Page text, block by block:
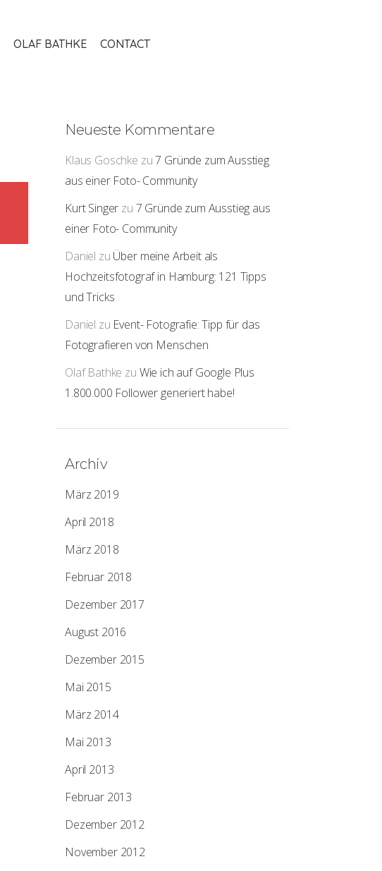
OLAF BATHKE CONTACT
Neueste Kommentare
Klaus Goschke zu7 Gründe zum Ausstieg
aus einer Foto- Community
Kurt Singer zu 7 Gründe zum Ausstieg aus
einer Foto- Community
Daniel zu Über meine Arbeit als
Hochzeitsfotograf in Hamburg: 121 Tipps
und Tricks
Daniel zu Event- Fotografie: Tipp für das
Fotografieren von Menschen
Olaf Bathke zu Wie ich auf Google Plus
1.800.000 Follower generiert habe!
Archiv
März 2019
April 2018
März 2018
Februar 2018
Dezember 2017
August 2016
Dezember 2015
Mai 2015
März 2014
Mai 2013
April 2013
Februar 2013
Dezember 2012
November 2012